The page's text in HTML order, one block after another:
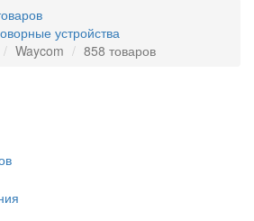
устройства
Waycom 858 товаров